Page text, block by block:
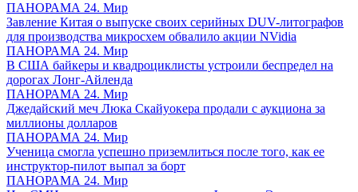
ПАНОРАМА 24. Мир
Завление Китая о выпуске своих серийных DUV-литографов
для производства микросхем обвалило акции NVidia
ПАНОРАМА 24. Мир
В США байкеры и квадроциклисты устроили беспредел на
дорогах Лонг-Айленда
ПАНОРАМА 24. Мир
Джедайский меч Люка Скайуокера продали с аукциона за
миллионы долларов
ПАНОРАМА 24. Мир
Ученица смогла успешно приземлиться после того, как ее
инструктор-пилот выпал за борт
ПАНОРАМА 24. Мир